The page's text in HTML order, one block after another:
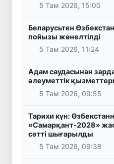
5 Там 2026, 15:00
Беларусьтен
пойызы жөнелтілді
5 Там 2026, 11:24
Адам саудасынан
әлеуметтік
5 Там 2026, 09:55
Тарихи күн:
«Самарқант-2028»
сәтті шығарылды
5 Там 2026, 09:38